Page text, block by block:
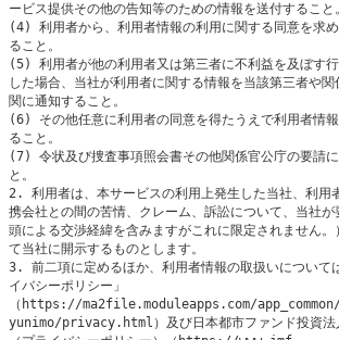
ービス提供その他の告知等のための情報を送付すること。
(4) 利用者から、利用者情報の利用に関する同意を求
ること。
(5) 利用者が他の利用者又は第三者に不利益を及ぼす
した場合、当社が利用者に関する情報を当該第三者や
関に通知すること。
(6) その他任意に利用者の同意を得たうえで利用者情
ること。
(7) 令状及び捜査事項照会書その他関係官公庁の要請
と。
2. 利用者は、本サービスの利用上発生した当社、利用
携会社との間の苦情、クレーム、訴訟について、当社が
頭による交渉経緯を含みますがこれに限定されません。
て当社に開示するものとします。
3. 前二項に定めるほか、利用者情報の取扱いについて
イバシーポリシー」
（https://ma2file.moduleapps.com/
yunimo/privacy.html）及び日本都市ファンド投資法